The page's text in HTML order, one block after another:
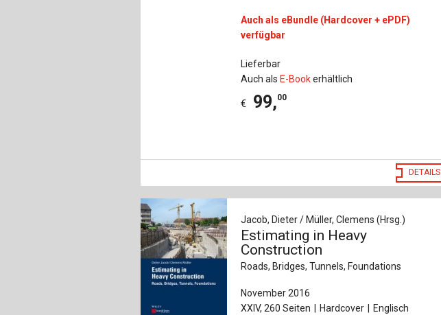
Auch als eBundle (Hardcover + ePDF)
verfügbar
Lieferbar
Auch alsE-Bookerhältlich
€ 99,00
DETAILS
Jacob, Dieter / Müller, Clemens (Hrsg.)
Estimating in Heavy
Construction
Roads, Bridges, Tunnels, Foundations
November 2016
XXIV, 260 Seiten
Hardcover
Englisch